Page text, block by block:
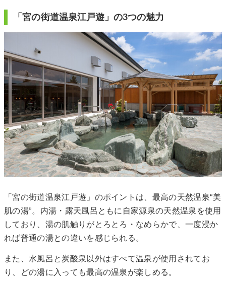
「宮の街道温泉江戸遊」の3つの魅力
「宮の街道温泉江戸遊」のポイントは、最高の天然温泉“美
肌の湯”。内湯・露天風呂ともに自家源泉の天然温泉を使用
しており、湯の肌触りがとろとろ・なめらかで、一度浸か
れば普通の湯との違いを感じられる。
また、水風呂と炭酸泉以外はすべて温泉が使用されてお
り、どの湯に入っても最高の温泉が楽しめる。